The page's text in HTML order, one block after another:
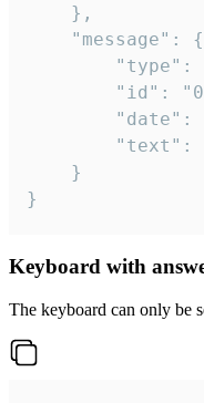
}
Keyboard with
The keyboard can only be